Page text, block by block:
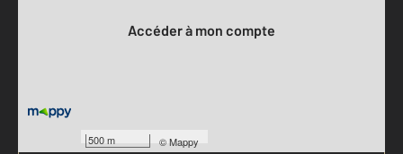
500 m ©Mappy
Accéder à mon compte